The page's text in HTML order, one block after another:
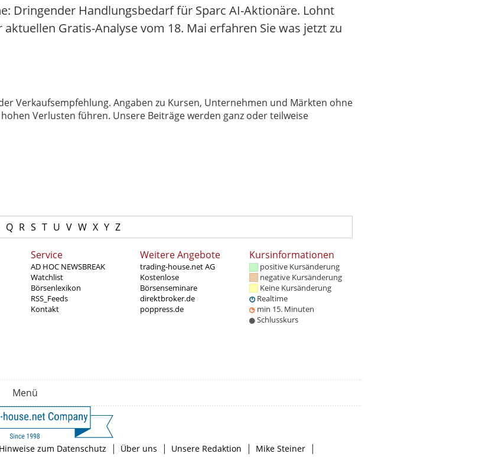
Dringender Handlungsbedarf für Sparc AI-Aktionäre. Lohnt
Gratis-Analyse vom 18. Mai erfahren Sie was jetzt zu
Verkaufsempfehlung. Angaben zu Kursen, Unternehmen und Märkten ohne
Verlusten führen. Unsere Beiträge werden ganz oder teilweise
Q R S T U V W X Y Z
Service
AD HOC NEWSBREAK
Watchlist
Börsenlexikon
RSS_Feeds
Kontakt
Weitere Angebote
trading-house.net AG
Kostenlose
Börsenseminare
direktbroker.de
poppress.de
Kursinformationen
positive Kursänderung
negative Kursänderung
Keine Kursänderung
Realtime
min 15. Minuten
Schlusskurs
Menü
Hinweise zum Datenschutz | Über uns | Unsere Redaktion | Mike Steiner |